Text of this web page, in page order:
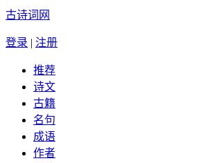
古诗词网
登录 | 注册
推荐
诗文
古籍
名句
成语
作者